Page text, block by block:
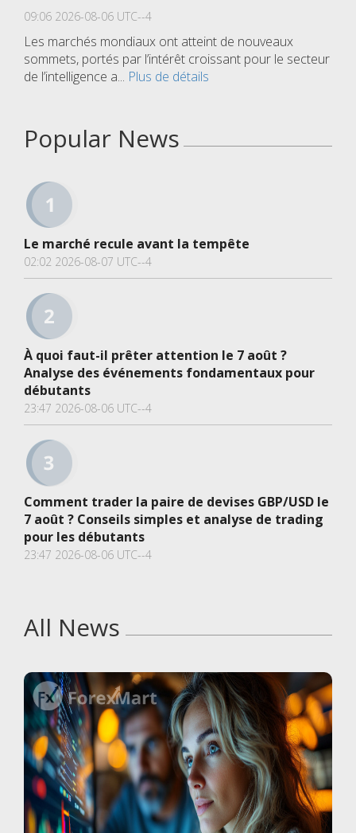
09:06 2026-08-06 UTC--4
Les marchés mondiaux ont atteint de nouveaux
sommets, portés par l’intérêt croissant pour le secteur
de l’intelligence a... Plus de détails
Popular News
Le marché recule avant la tempête
02:02 2026-08-07 UTC--4
À quoi faut-il prêter attention le 7 août ?
Analyse des événements fondamentaux pour
débutants
23:47 2026-08-06 UTC--4
Comment trader la paire de devises GBP/USD le
7 août ? Conseils simples et analyse de trading
pour les débutants
23:47 2026-08-06 UTC--4
All News